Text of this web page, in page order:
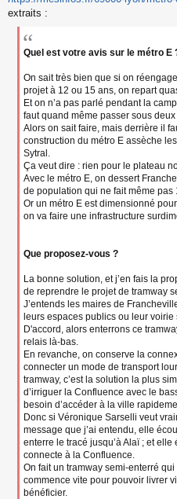
e
n
o
extraits :
Quel est votre avis sur le métro E
On sait très bien que si on
projet à 12 ou 15 ans, on repart
Et on n’a pas parlé pendant la
faut quand même passer sous deux
Alors on sait faire, mais derrière il
construction du métro E assèche
Sytral.
Ça veut dire : rien pour le plateau
Avec le métro E, on dessert
de population qui ne fait même pas
Or un métro E est dimensionné
on va faire une infrastructure
Que proposez-vous ?
La bonne solution, et j’en fais la
de reprendre le projet de tramway
J’entends les maires de
leurs espaces publics ou leur voirie
D'accord, alors enterrons ce
relais là-bas.
En revanche, on conserve la
connecter un mode de transport
tramway, c’est la solution la plus
d’irriguer la Confluence avec le
besoin d’accéder à la ville
Donc si Véronique Sarselli veut
message que j’ai entendu, elle
enterre le tracé jusqu’à Alaï ; et
connecte à la Confluence.
On fait un tramway semi-enterré
commence vite pour pouvoir livrer
bénéficier.